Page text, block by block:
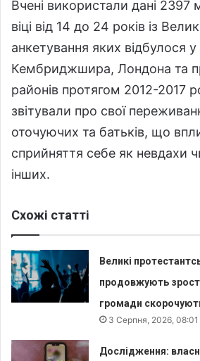
Вчені використали дані
віці від 14 до 24 років із
анкетування яких відбулося у
Кембриджшира, Лондона та
районів протягом 2012-2017
звітували про свої
оточуючих та батьків, що
сприйняття себе як невдахи
інших.
Схожі статті
Великі
продовжують
громади
3 Серпня, 2026, 08:01
Дослідження: